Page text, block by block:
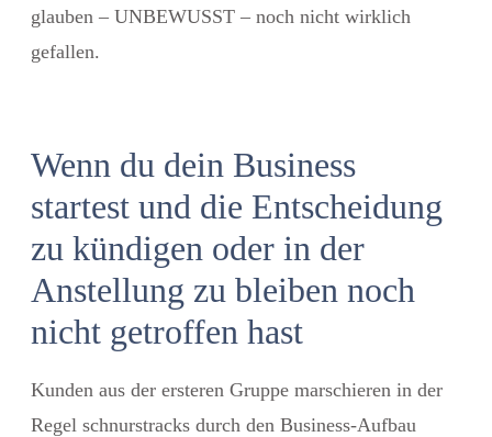
glauben – UNBEWUSST – noch nicht wirklich
gefallen.
Wenn du dein Business
startest und die Entscheidung
zu kündigen oder in der
Anstellung zu bleiben noch
nicht getroffen hast
Kunden aus der ersteren Gruppe marschieren in der
Regel schnurstracks durch den Business-Aufbau